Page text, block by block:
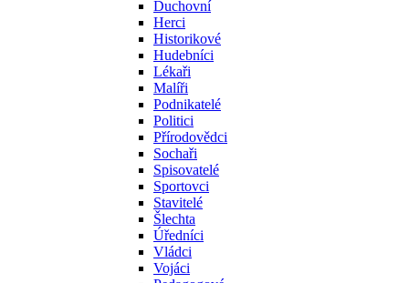
Duchovní
Herci
Historikové
Hudebníci
Lékaři
Malíři
Podnikatelé
Politici
Přírodovědci
Sochaři
Spisovatelé
Sportovci
Stavitelé
Šlechta
Úředníci
Vládci
Vojáci